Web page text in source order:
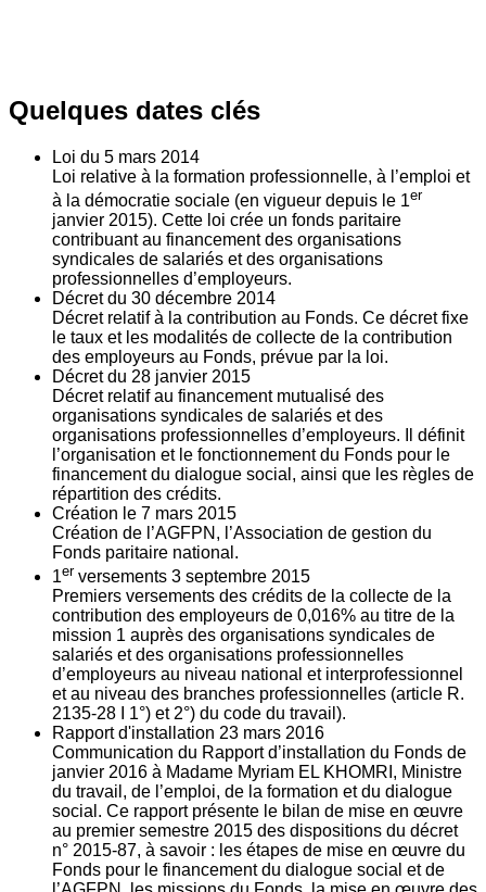
Quelques dates clés
Loi du 5 mars 2014
Loi relative à la formation professionnelle, à l’emploi et
à la démocratie sociale (en vigueur depuis le 1er
janvier 2015). Cette loi crée un fonds paritaire
contribuant au financement des organisations
syndicales de salariés et des organisations
professionnelles d’employeurs.
Décret du 30 décembre 2014
Décret relatif à la contribution au Fonds. Ce décret fixe
le taux et les modalités de collecte de la contribution
des employeurs au Fonds, prévue par la loi.
Décret du 28 janvier 2015
Décret relatif au financement mutualisé des
organisations syndicales de salariés et des
organisations professionnelles d’employeurs. Il définit
l’organisation et le fonctionnement du Fonds pour le
financement du dialogue social, ainsi que les règles de
répartition des crédits.
Création le 7 mars 2015
Création de l’AGFPN, l’Association de gestion du
Fonds paritaire national.
1er versements 3 septembre 2015
Premiers versements des crédits de la collecte de la
contribution des employeurs de 0,016% au titre de la
mission 1 auprès des organisations syndicales de
salariés et des organisations professionnelles
d’employeurs au niveau national et interprofessionnel
et au niveau des branches professionnelles (article R.
2135‐28 I 1°) et 2°) du code du travail).
Rapport d'installation 23 mars 2016
Communication du Rapport d’installation du Fonds de
janvier 2016 à Madame Myriam EL KHOMRI, Ministre
du travail, de l’emploi, de la formation et du dialogue
social. Ce rapport présente le bilan de mise en œuvre
au premier semestre 2015 des dispositions du décret
n° 2015-87, à savoir : les étapes de mise en œuvre du
Fonds pour le financement du dialogue social et de